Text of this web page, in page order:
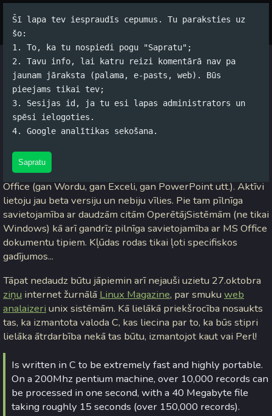
Šī lapa tev iespraudīs cepumus. Tu paraksties uz
šo:
1. To, ka tu nospiedi pogu "Sapratu";
2. Tavu info, lai katru reizi komentārā nav pa
jaunam jāraksta (palama, e-pasts, web). Būs
pieejams tikai tev;
3. Sesijas id, ja tu esi lapas administrators un
spēsi ielogoties.
4. Google analītikas sekošana.
Sapratu
Laikam nedaudz atpalieku
Jānis Rubļevskis (koko) / 02.11.2005. 11:21 /#Datori/
komentāri
palaistsOpen Office 2.0
Labums - pēc manām domām pilnībā aizviet dārgo MS
Office (gan Wordu, gan Exceli, gan PowerPoint utt.). Aktīvi
lietoju jau beta versiju un nebiju vīlies. Pie tam pīlnīga
savietojamība ar daudzām citām OperētājSistēmām (ne tikai
Windows) kā arī gandrīz pilnīga savietojamība ar MS Office
dokumentu tipiem. Kļūdas rodas tikai ļoti specifiskos
gadījumos...
Tāpat nedaudz būtu jāpiemin arī nejauši uzietu 27.oktobra
ziņu internet žurnālā Linux Magazine, par smuku web
analaizeri unix sistēmām. Kā lielākā priekšrocība nosaukts
tas, ka izmantota valoda C, kas liecina par to, ka būs stipri
lielāka ātrdarbība nekā tas būtu, izmantojot kaut vai Perl!
Is written in C to be extremely fast and highly portable.
On a 200Mhz pentium machine, over 10,000 records can
be processed in one second, with a 40 Megabyte file
taking roughly 15 seconds (over 150,000 records).